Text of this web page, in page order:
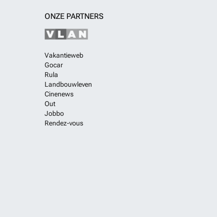
ONZE PARTNERS
Vakantieweb
Gocar
Rula
Landbouwleven
Cinenews
Out
Jobbo
Rendez-vous